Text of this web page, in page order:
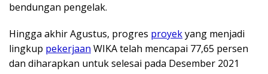
bendungan pengelak.
Hingga akhir Agustus, progres proyekyang menjadi
lingkup pekerjaan WIKA telah mencapai 77,65 persen
dan diharapkan untuk selesai pada Desember 2021